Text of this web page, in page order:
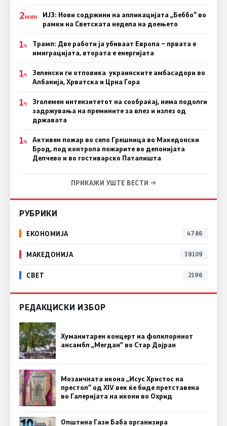
2МИН
ИЈЗ: Нови содржини на апликацијата „Беббо“ во
рамки на Светската недела на доењето
1Ч
Трамп: Две работи ја убиваат Европа – првата е
имиграцијата, втората е енергијата
1Ч
Зеленски ги отповика украинските амбасадори во
Албанија, Хрватска и Црна Гора
1Ч
Зголемен интензитетот на сообраќај, нема подолги
задржувања на премините за влез и излез од
државата
1Ч
Активен пожар во село Грешница во Македонски
Брод, под контрола пожарите во депонијата
Делчево и во гостиварско Паталишта
ПРИКАЖИ УШТЕ ВЕСТИ →
РУБРИКИ
ЕКОНОМИЈА 4786
МАКЕДОНИЈА 39109
СВЕТ 2196
РЕДАКЦИСКИ ИЗБОР
Хуманитарен концерт на фолклорниот
ансамбл „Мегдан” во Стар Дојран
Мозаичната икона „Исус Христос на
престол“ од XIV век ќе биде претставена
во Галеријата на икони во Охрид
Општина Гази Баба организира